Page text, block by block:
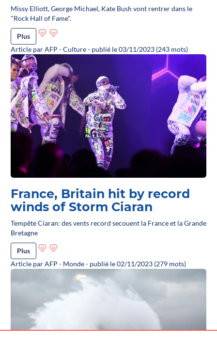
Missy Elliott, George Michael, Kate Bush vont rentrer dans le
"Rock Hall of Fame".
Plus
Article par AFP - Culture - publié le 03/11/2023 (243 mots)
France, Britain hit by record
winds of Storm Ciaran
Tempête Ciaran: des vents record secouent la France et la Grande
Bretagne
Plus
Article par AFP - Monde - publié le 02/11/2023 (279 mots)